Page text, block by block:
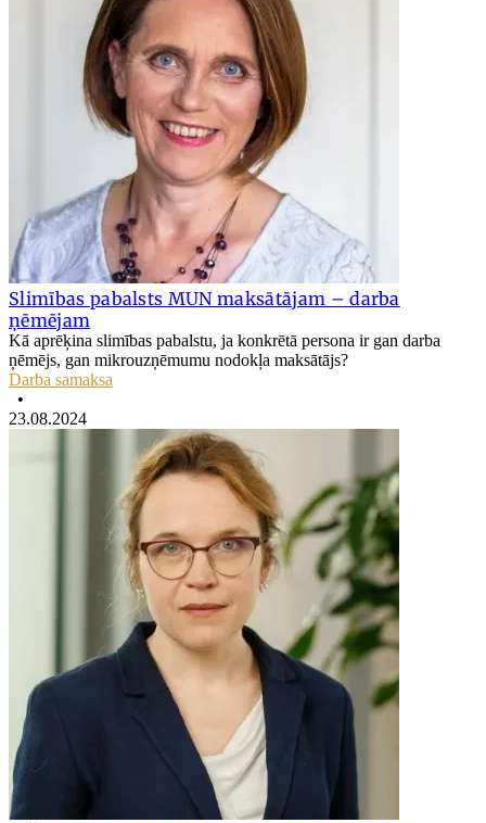
Slimības pabalsts MUN maksātājam – darba
ņēmējam
Kā aprēķina slimības pabalstu, ja konkrētā persona ir gan darba
ņēmējs, gan mikrouzņēmumu nodokļa maksātājs?
Darba samaksa
•
23.08.2024